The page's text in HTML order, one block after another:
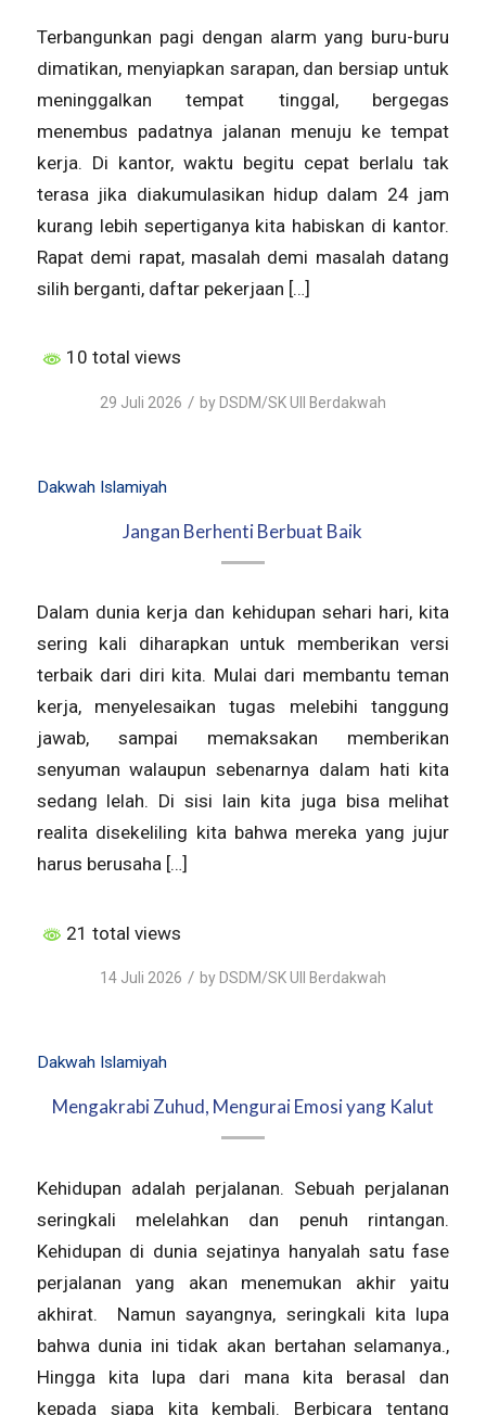
Terbangunkan pagi dengan alarm yang buru-buru
dimatikan, menyiapkan sarapan, dan bersiap untuk
meninggalkan tempat tinggal, bergegas
menembus padatnya jalanan menuju ke tempat
kerja. Di kantor, waktu begitu cepat berlalu tak
terasa jika diakumulasikan hidup dalam 24 jam
kurang lebih sepertiganya kita habiskan di kantor.
Rapat demi rapat, masalah demi masalah datang
silih berganti, daftar pekerjaan […]
10 total views
29 Juli 2026 / by DSDM/SK UII Berdakwah
Dakwah Islamiyah
Jangan Berhenti Berbuat Baik
Dalam dunia kerja dan kehidupan sehari hari, kita
sering kali diharapkan untuk memberikan versi
terbaik dari diri kita. Mulai dari membantu teman
kerja, menyelesaikan tugas melebihi tanggung
jawab, sampai memaksakan memberikan
senyuman walaupun sebenarnya dalam hati kita
sedang lelah. Di sisi lain kita juga bisa melihat
realita disekeliling kita bahwa mereka yang jujur
harus berusaha […]
21 total views
14 Juli 2026 / by DSDM/SK UII Berdakwah
Dakwah Islamiyah
Mengakrabi Zuhud, Mengurai Emosi yang Kalut
Kehidupan adalah perjalanan. Sebuah perjalanan
seringkali melelahkan dan penuh rintangan.
Kehidupan di dunia sejatinya hanyalah satu fase
perjalanan yang akan menemukan akhir yaitu
akhirat. Namun sayangnya, seringkali kita lupa
bahwa dunia ini tidak akan bertahan selamanya.,
Hingga kita lupa dari mana kita berasal dan
kepada siapa kita kembali. Berbicara tentang